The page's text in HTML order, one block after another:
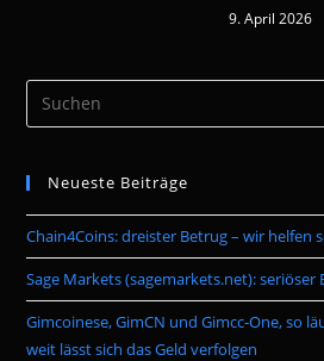
9. April 2026
Neueste Beiträge
Chain4Coins: dreister Betrug – wir helfen
Sage Markets (sagemarkets.net):
Gimcoinese, GimCN und Gimcc-One, so
weit lässt sich das Geld verfolgen